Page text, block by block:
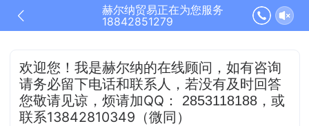
赫尔纳贸易正在为您服务
18842851279
欢迎您！我是赫尔纳的在线顾问，如有咨询
请务必留下电话和联系人，若没有及时回答
您敬请见谅，烦请加QQ ： 2853118188 ，或
联系13842810349（微同）